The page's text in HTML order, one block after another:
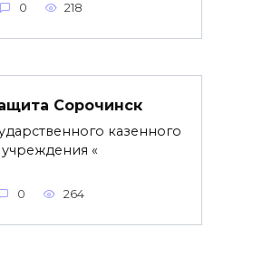
0 218
Сорочинск
казенного
учреждения «
0 264